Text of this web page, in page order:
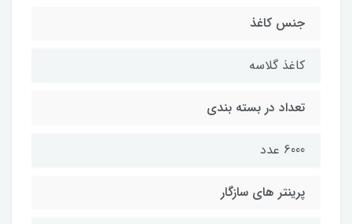
جنس کاغذ
کاغذ گلاسه
تعداد در بسته بندی
6000 عدد
پرینتر های سازگار